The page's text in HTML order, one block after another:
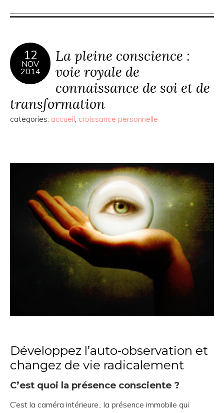
12
NOV
2014
La pleine conscience :
voie royale de
connaissance de soi et de
transformation
categories: accueil, croissance personnelle
Développez l’auto-observation et
changez de vie radicalement
C’est quoi la présence consciente ?
C’est la caméra intérieure.. la présence immobile qui